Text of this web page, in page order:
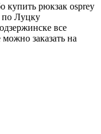
купить рюкзак osprey
по Луцку
все
заказать на